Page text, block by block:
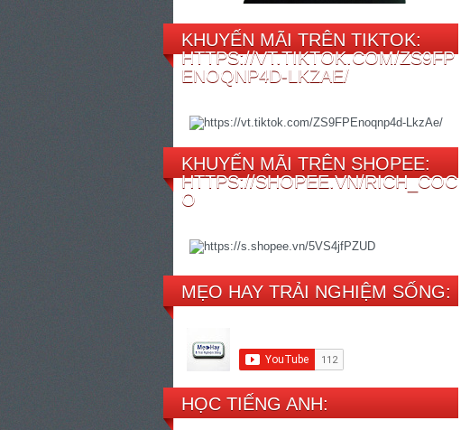
KHUYẾN MÃI TRÊN TIKTOK:
HTTPS://VT.TIKTOK.COM/ZS9FP
ENOQNP4D-LKZAE/
KHUYẾN MÃI TRÊN SHOPEE:
HTTPS://SHOPEE.VN/RICH_COC
O
MẸO HAY TRẢI NGHIỆM SỐNG:
HỌC TIẾNG ANH: